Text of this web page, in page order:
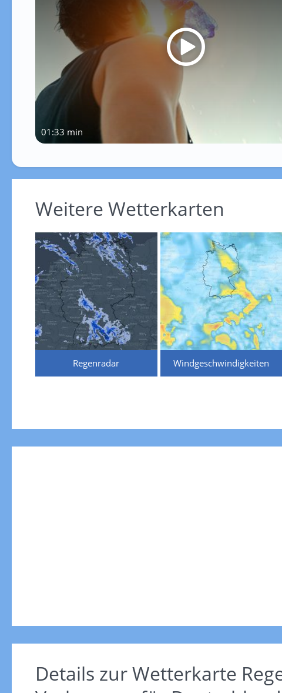
01:33 min
Weitere Wetterkarten
Regenradar Windgeschwindigkeiten
Details zur Wetterkarte